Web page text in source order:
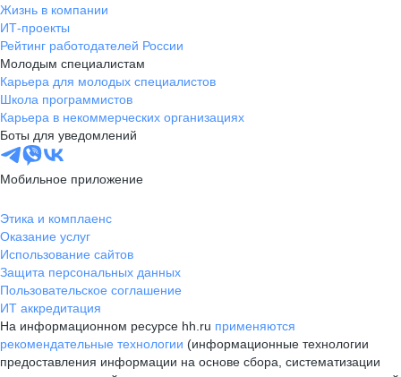
Жизнь в компании
ИТ-проекты
Рейтинг работодателей России
Молодым специалистам
Карьера для молодых специалистов
Школа программистов
Карьера в некоммерческих организациях
Боты для уведомлений
Мобильное приложение
Этика и комплаенс
Оказание услуг
Использование сайтов
Защита персональных данных
Пользовательское соглашение
ИТ аккредитация
На информационном ресурсе hh.ru применяются
рекомендательные технологии (информационные технологии
предоставления информации на основе сбора, систематизации